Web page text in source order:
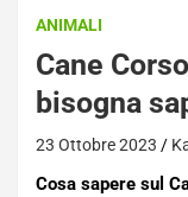
ANIMALI
Cane
bisogna
23 Ottobre 2023
Cosa sapere sul